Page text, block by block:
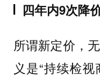
四年内9次降
所谓新定价，
义是“持续检